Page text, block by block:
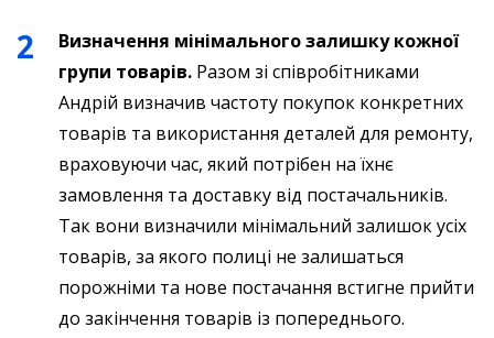
Визначення мінімального залишку кожної
групи товарів. Разом зі співробітниками
Андрій визначив частоту покупок конкретних
товарів та використання деталей для ремонту,
враховуючи час, який потрібен на їхнє
замовлення та доставку від постачальників.
Так вони визначили мінімальний залишок усіх
товарів, за якого полиці не залишаться
порожніми та нове постачання встигне прийти
до закінчення товарів із попереднього.